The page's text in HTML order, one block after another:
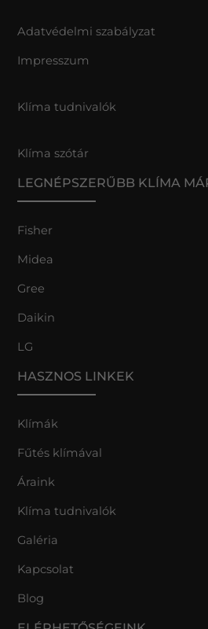
Adatvédelmi szabályzat
Impresszum
Klíma tudnivalók
Klíma szótár
LEGNÉPSZERŰBB KLÍMA
Fisher
Midea
Gree
Daikin
LG
HASZNOS LINKEK
Klímák
Fűtés klímával
Áraink
Klíma tudnivalók
Galéria
Kapcsolat
Blog